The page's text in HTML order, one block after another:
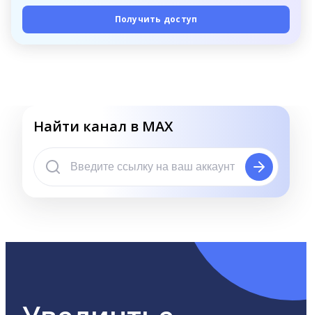
Получить доступ
Найти канал в MAX